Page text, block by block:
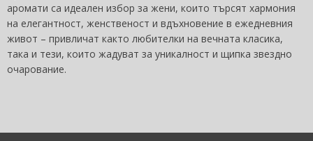
аромати са идеален избор за жени, които търсят хармония
на елегантност, женственост и вдъхновение в ежедневния
живот – привличат както любителки на вечната класика,
така и тези, които жадуват за уникалност и щипка звездно
очарование.